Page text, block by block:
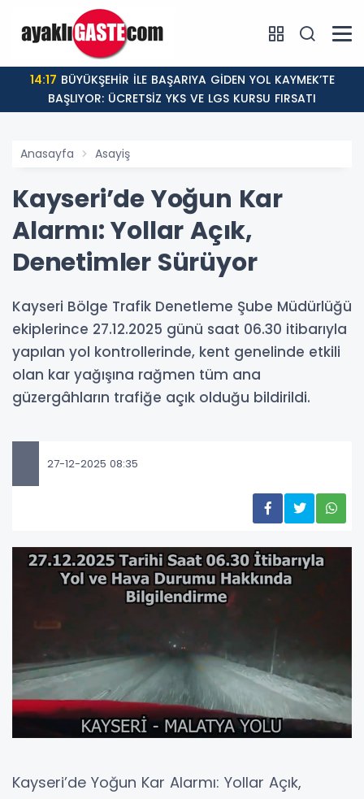
14:17
BAŞLIYOR: ÜCRETSİZ YKS VE LGS KURSU FIRSATI
Anasayfa Asayiş
Kayseri’de Yoğun Kar
Alarmı: Yollar Açık,
Denetimler Sürüyor
Kayseri Bölge Trafik Denetleme Şube Müdürlüğü
ekiplerince 27.12.2025 günü saat 06.30 itibarıyla
yapılan yol kontrollerinde, kent genelinde etkili
olan kar yağışına rağmen tüm ana
güzergâhların trafiğe açık olduğu bildirildi.
27-12-2025 08:35
Kayseri’de Yoğun Kar Alarmı: Yollar Açık,